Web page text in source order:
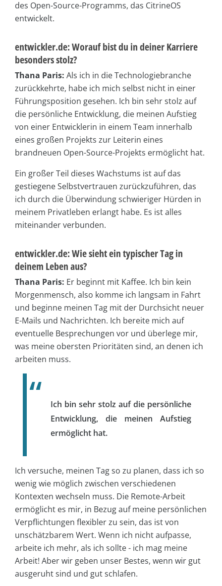
des Open-Source-Programms, das CitrineOS
entwickelt.
entwickler.de: Worauf bist du in deiner Karriere
besonders stolz?
Thana Paris: Als ich in die Technologiebranche
zurückkehrte, habe ich mich selbst nicht in einer
Führungsposition gesehen. Ich bin sehr stolz auf
die persönliche Entwicklung, die meinen Aufstieg
von einer Entwicklerin in einem Team innerhalb
eines großen Projekts zur Leiterin eines
brandneuen Open-Source-Projekts ermöglicht hat.
Ein großer Teil dieses Wachstums ist auf das
gestiegene Selbstvertrauen zurückzuführen, das
ich durch die Überwindung schwieriger Hürden in
meinem Privatleben erlangt habe. Es ist alles
miteinander verbunden.
entwickler.de: Wie sieht ein typischer Tag in
deinem Leben aus?
Thana Paris: Er beginnt mit Kaffee. Ich bin kein
Morgenmensch, also komme ich langsam in Fahrt
und beginne meinen Tag mit der Durchsicht neuer
E-Mails und Nachrichten. Ich bereite mich auf
eventuelle Besprechungen vor und überlege mir,
was meine obersten Prioritäten sind, an denen ich
arbeiten muss.
Ich bin sehr stolz auf die persönliche
Entwicklung, die meinen Aufstieg
ermöglicht hat.
Ich versuche, meinen Tag so zu planen, dass ich so
wenig wie möglich zwischen verschiedenen
Kontexten wechseln muss. Die Remote-Arbeit
ermöglicht es mir, in Bezug auf meine persönlichen
Verpflichtungen flexibler zu sein, das ist von
unschätzbarem Wert. Wenn ich nicht aufpasse,
arbeite ich mehr, als ich sollte - ich mag meine
Arbeit! Aber wir geben unser Bestes, wenn wir gut
ausgeruht sind und gut schlafen.